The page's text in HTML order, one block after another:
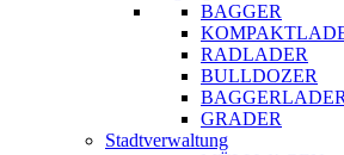
BAGGER
RADLADER
BULLDOZER
BAGGERLADER
GRADER
Stadtverwaltung